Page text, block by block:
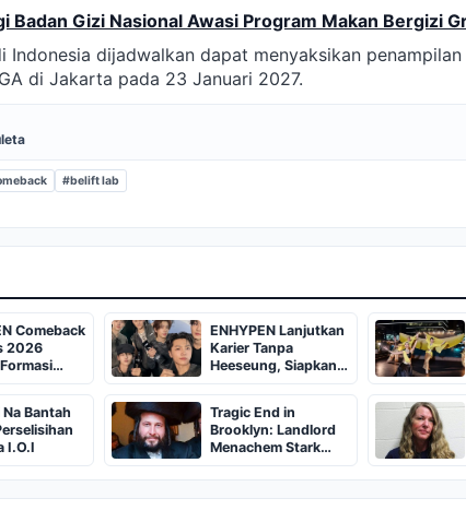
Badan Gizi Nasional Awasi Program Makan Bergizi
Indonesia dijadwalkan dapat menyaksikan penampilan
di Jakarta pada 23 Januari 2027.
#belift lab
Comeback
2026
ENHYPEN Lanjutkan
Karier Tanpa
Heeseung, Siapkan
Album Baru dan Tur
Dunia
Bantah
I.O.I
Tragic End in
Brooklyn: Landlord
Menachem Stark
Abducted,
Suffocated, and Left
Burned in a